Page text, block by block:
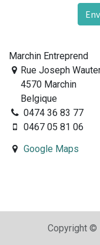
Marchin Entreprend
Rue Joseph
4570 Marchin
Belgique
0474 36 83 77
0467 05 81 06
Google Maps
Copyright ©